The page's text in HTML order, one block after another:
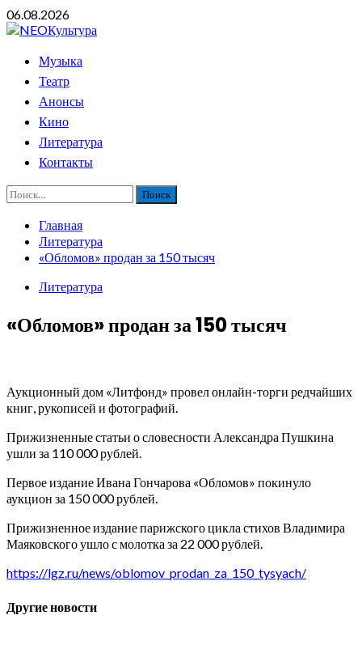
Перейти
к
06.08.2026
ОсновноеМузыка
Театр
Анонсы
Кино
Литература
Контакты
Найти:
Главная
Литература
«Обломов» продан за 150 тысяч
Литература
«Обломов» продан за 150 тысяч
Аукционный дом «Литфонд» провел онлайн-торги редчайших
книг, рукописей и фотографий.
Прижизненные статьи о словесности Александра Пушкина
ушли за 110 000 рублей.
Первое издание Ивана Гончарова «Обломов» покинуло
аукцион за 150 000 рублей.
Прижизненное издание парижского цикла стихов Владимира
Маяковского ушло с молотка за 22 000 рублей.
https://lgz.ru/news/oblomov_prodan_za_150_tysyach/
Другие новости